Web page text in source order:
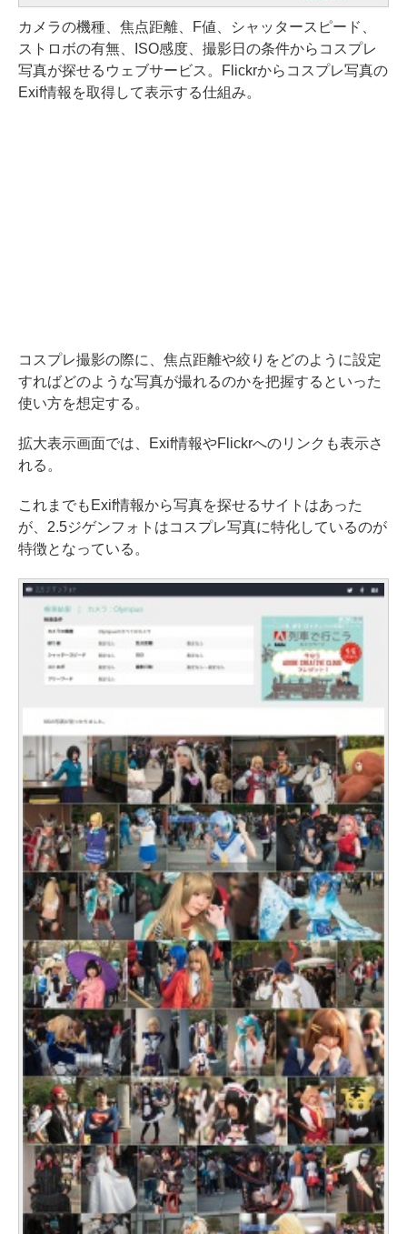
カメラの機種、焦点距離、F値、シャッタースピード、
ストロボの有無、ISO感度、撮影日の条件からコスプレ
写真が探せるウェブサービス。Flickrからコスプレ写真の
Exif情報を取得して表示する仕組み。
コスプレ撮影の際に、焦点距離や絞りをどのように設定
すればどのような写真が撮れるのかを把握するといった
使い方を想定する。
拡大表示画面では、Exif情報やFlickrへのリンクも表示さ
れる。
これまでもExif情報から写真を探せるサイトはあった
が、2.5ジゲンフォトはコスプレ写真に特化しているのが
特徴となっている。